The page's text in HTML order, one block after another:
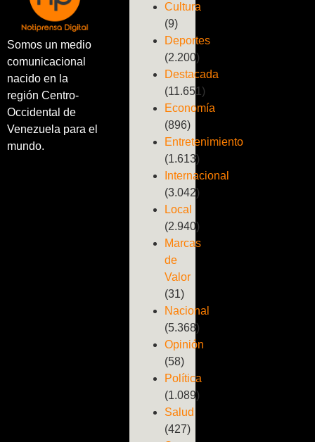
Somos un medio
comunicacional
nacido en la
región Centro-
Occidental de
Venezuela para el
mundo.
Cultura
(9)
Deportes
(2.200)
Destacada
(11.651)
Economía
(896)
Entretenimiento
(1.613)
Internacional
(3.042)
Local
(2.940)
Marcas
de
Valor
(31)
Nacional
(5.368)
Opinión
(58)
Política
(1.089)
Salud
(427)